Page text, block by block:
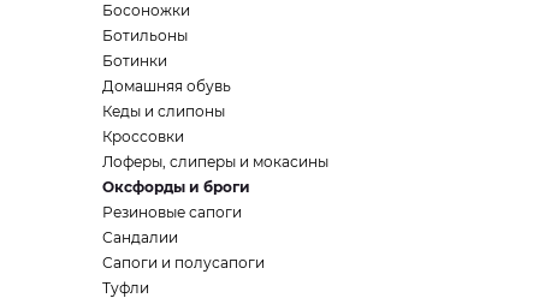
Босоножки
Ботильоны
Ботинки
Домашняя обувь
Кеды и слипоны
Кроссовки
Лоферы, слиперы и мокасины
Оксфорды и броги
Резиновые сапоги
Сандалии
Сапоги и полусапоги
Туфли